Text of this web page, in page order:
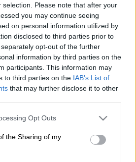
Please note that after your
you may continue seeing
on personal information utilized by
disclosed to third parties prior to
opt-out of the further
information by third parties on the
participants. This information may
to third parties on the IAB’s List of
that may further disclose it to other
app uses one or more Google
usage behaviour. You may click to
Google and its third-party tags to
specified purposes in below Google
Opt Outs
the Sharing of my
σκέφτηκες αλλά μετά
δυνατό».